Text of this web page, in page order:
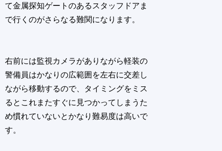
て金属探知ゲートのあるスタッフドアま
で行くのがさらなる難関になります。
右前には監視カメラがありながら軽装の
警備員はかなりの広範囲を左右に交差し
ながら移動するので、タイミングをミス
るとこれまたすぐに見つかってしまうた
め慣れていないとかなり難易度は高いで
す。